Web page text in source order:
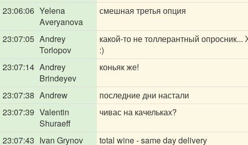
23:06:06 Yelena
Averyanova
смешная третья опция
23:07:05 Andrey
Torlopov
какой-то не толлерантный
:)
23:07:14 Andrey
Brindeyev
коньяк же!
23:07:38 Andrew
последние дни настали
23:07:39 Valentin
Shuraeff
чивас на качельках?
23:07:43 Ivan Grynov
total wine - same day delivery